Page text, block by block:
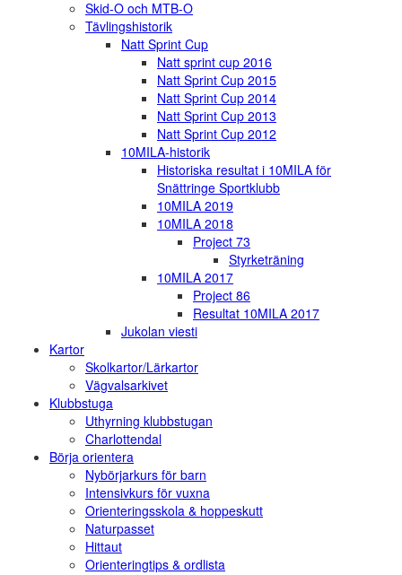
Skid-O och MTB-O
Tävlingshistorik
Natt Sprint Cup
Natt sprint cup 2016
Natt Sprint Cup 2015
Natt Sprint Cup 2014
Natt Sprint Cup 2013
Natt Sprint Cup 2012
10MILA-historik
Historiska resultat i 10MILA för
Snättringe Sportklubb
10MILA 2019
10MILA 2018
Project 73
Styrketräning
10MILA 2017
Project 86
Resultat 10MILA 2017
Jukolan viesti
Kartor
Skolkartor/Lärkartor
Vägvalsarkivet
Klubbstuga
Uthyrning klubbstugan
Charlottendal
Börja orientera
Nybörjarkurs för barn
Intensivkurs för vuxna
Orienteringsskola & hoppeskutt
Naturpasset
Hittaut
Orienteringtips & ordlista